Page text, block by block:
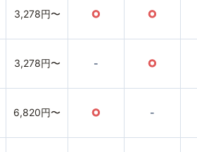
3,278円〜 ○ ○
3,278円〜 - ○
6,820円〜 ○ -